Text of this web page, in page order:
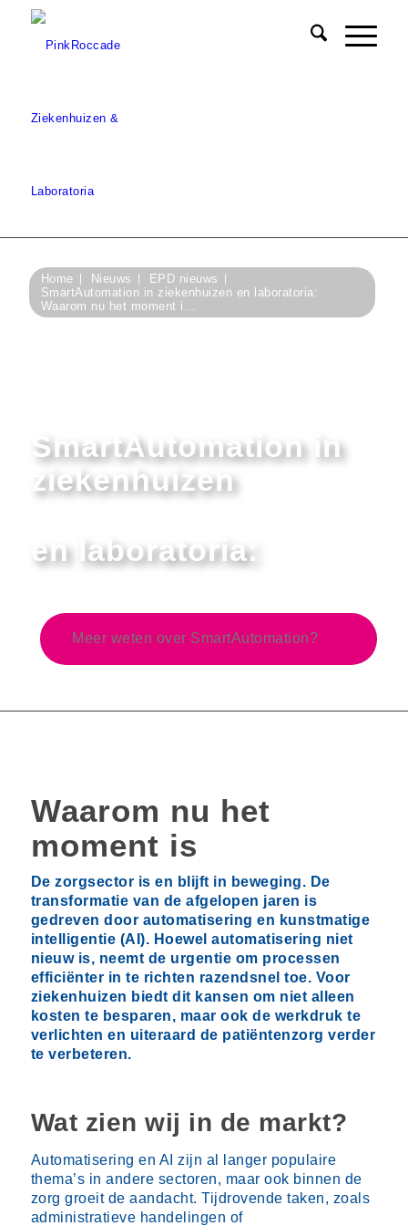
Home Nieuws
EPD nieuws
SmartAutomation in ziekenhuizen en laboratoria:
Waarom nu het moment i...
SmartAutomation in
ziekenhuizen
en laboratoria:
Meer weten over SmartAutomation?
Waarom nu het
moment is
De zorgsector is en blijft in beweging. De
transformatie van de afgelopen jaren is
gedreven door automatisering en kunstmatige
intelligentie (AI). Hoewel automatisering niet
nieuw is, neemt de urgentie om processen
efficiënter in te richten razendsnel toe. Voor
ziekenhuizen biedt dit kansen om niet alleen
kosten te besparen, maar ook de werkdruk te
verlichten en uiteraard de patiëntenzorg verder
te verbeteren.
Wat zien wij in de markt?
Automatisering en AI zijn al langer populaire
thema’s in andere sectoren, maar ook binnen de
zorg groeit de aandacht. Tijdrovende taken, zoals
administratieve handelingen of